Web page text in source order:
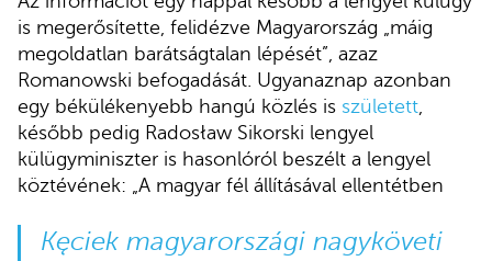
is megerősítette, felidézve Magyarország „máig
megoldatlan barátságtalan lépését”, azaz
Romanowski befogadását. Ugyanaznap azonban
egy békülékenyebb hangú közlés is született,
később pedig Radosław Sikorski lengyel
külügyminiszter is hasonlóról beszélt a lengyel
köztévének: „A magyar fél állításával ellentétben
Kęciek magyarországi nagyköveti